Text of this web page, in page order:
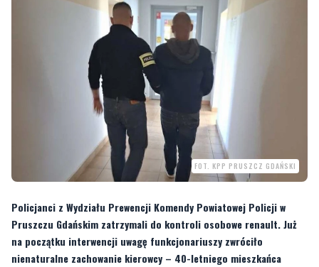
FOT. KPP PRUSZCZ GDAŃSKI
Policjanci z Wydziału Prewencji Komendy Powiatowej Policji w
Pruszczu Gdańskim zatrzymali do kontroli osobowe renault. Już
na początku interwencji uwagę funkcjonariuszy zwróciło
nienaturalne zachowanie kierowcy – 40-letniego mieszkańca